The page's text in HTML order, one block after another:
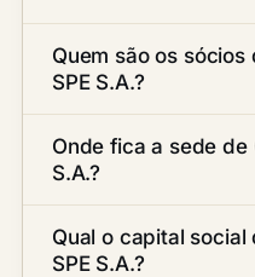
Quem são os sócios
SPE S.A.?
Onde fica a sede de
S.A.?
Qual o capital social
SPE S.A.?